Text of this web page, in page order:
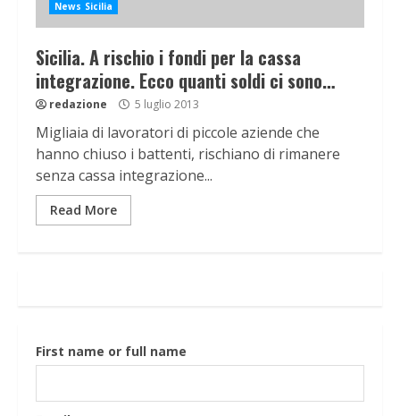
News Sicilia
Sicilia. A rischio i fondi per la cassa
integrazione. Ecco quanti soldi ci sono…
redazione 5 luglio 2013
Migliaia di lavoratori di piccole aziende che
hanno chiuso i battenti, rischiano di rimanere
senza cassa integrazione...
Read More
First name or full name